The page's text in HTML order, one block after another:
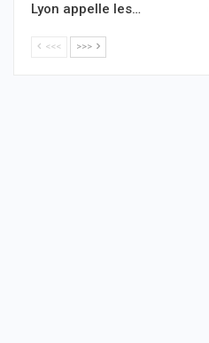
Lyon appelle les…
<<< >>>